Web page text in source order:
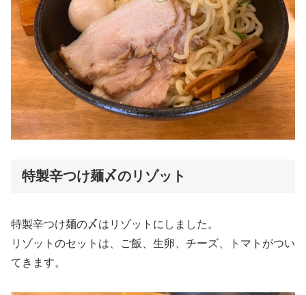
特製辛つけ麺〆のリゾット
特製辛つけ麺の〆はリゾットにしました。
リゾットのセットは、ご飯、生卵、チーズ、トマトがつい
てきます。